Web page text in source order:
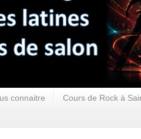
connaitre Cours de Rock à